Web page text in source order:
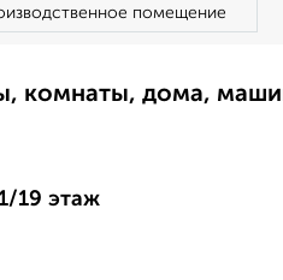
помещение
комнаты, дома,
19 этаж